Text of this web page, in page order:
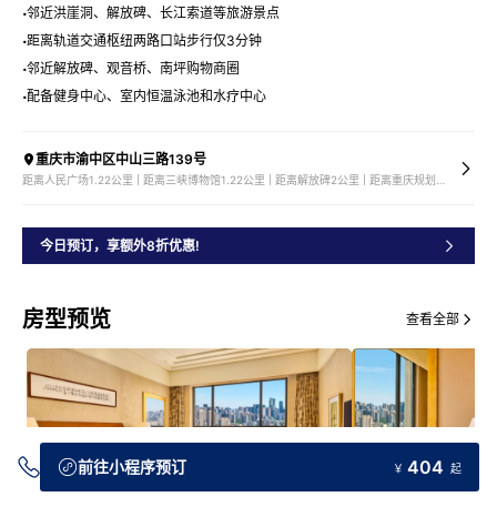
邻近洪崖洞、解放碑、长江索道等旅游景点
距离轨道交通枢纽两路口站步行仅3分钟
邻近解放碑、观音桥、南坪购物商圈
配备健身中心、室内恒温泳池和水疗中心
重庆市渝中区中山三路139号
今日预订，享额外8折优惠!
房型预览 查看全部
前往小程序预订 ￥ 404 起